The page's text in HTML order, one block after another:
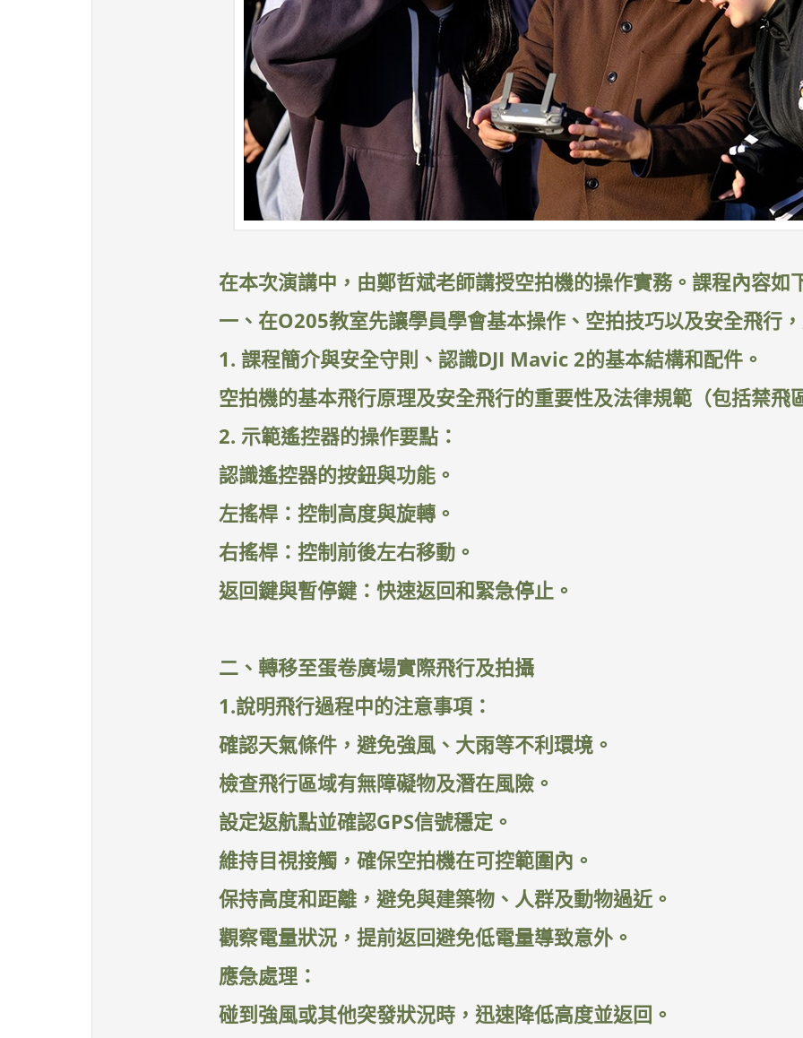
在本次演講中，由鄭哲斌老師講授空拍機的操作實務。課程內容如
一、在O205教室先讓學員學會基本操作、空拍技巧以及安全飛行
1. 課程簡介與安全守則、認識DJI Mavic 2的基本結構和配件。
空拍機的基本飛行原理及安全飛行的重要性及法律規範（包括禁飛
2. 示範遙控器的操作要點：
認識遙控器的按鈕與功能。
左搖桿：控制高度與旋轉。
右搖桿：控制前後左右移動。
返回鍵與暫停鍵：快速返回和緊急停止。
二、轉移至蛋卷廣場實際飛行及拍攝
1.說明飛行過程中的注意事項：
確認天氣條件，避免強風、大雨等不利環境。
檢查飛行區域有無障礙物及潛在風險。
設定返航點並確認GPS信號穩定。
維持目視接觸，確保空拍機在可控範圍內。
保持高度和距離，避免與建築物、人群及動物過近。
觀察電量狀況，提前返回避免低電量導致意外。
應急處理：
碰到強風或其他突發狀況時，迅速降低高度並返回。